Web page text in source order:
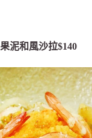
果泥和風沙拉$140